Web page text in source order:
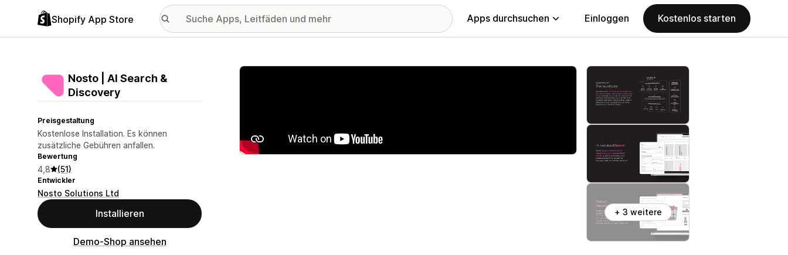
Shopify App Store Apps durchsuchen Einloggen Kostenlos starten
Nosto | AI Search &
Discovery
Preisgestaltung
Kostenlose Installation. Es können
zusätzliche Gebühren anfallen.
Bewertung
4,8 (51)
Entwickler
Nosto Solutions Ltd
Installieren
Demo-Shop ansehen
Vorgestellte Bildergalerie
+ 3 weitere